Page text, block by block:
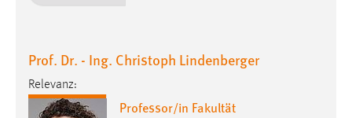
Prof. Dr. - Ing. Christoph Lindenberger
Relevanz:
Professor/in Fakultät